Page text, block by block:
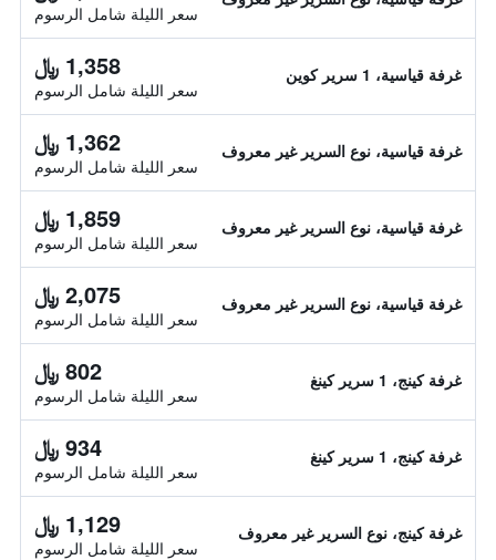
سعر الليلة شامل الرسوم
غرفة قياسية، 1 سرير كوين 1,358 ﷼
سعر الليلة شامل الرسوم
غرفة قياسية، نوع السرير غير معروف 1,362 ﷼
سعر الليلة شامل الرسوم
غرفة قياسية، نوع السرير غير معروف 1,859 ﷼
سعر الليلة شامل الرسوم
غرفة قياسية، نوع السرير غير معروف 2,075 ﷼
سعر الليلة شامل الرسوم
غرفة كينج، 1 سرير كينغ 802 ﷼
سعر الليلة شامل الرسوم
غرفة كينج، 1 سرير كينغ 934 ﷼
سعر الليلة شامل الرسوم
غرفة كينج، نوع السرير غير معروف 1,129 ﷼
سعر الليلة شامل الرسوم